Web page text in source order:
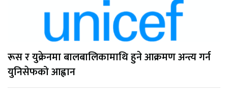
रूस र युक्रेनमा बालबालिकामाथि हुने आक्रमण अन्त्य गर्न
युनिसेफको आह्वान